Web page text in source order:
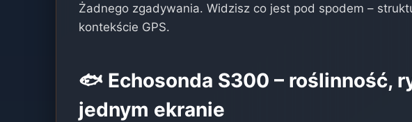
Żadnego zgadywania. Widzisz co jest pod spodem –
kontekście GPS.
🐟 Echosonda S300 – roślinność,
jednym ekranie